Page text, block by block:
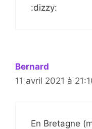
:dizzy:
Bernard
11 avril 2021 à
En Bretagne